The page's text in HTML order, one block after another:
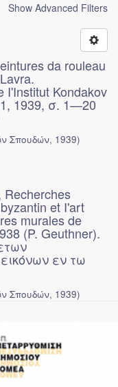
Show Advanced Filters
da rouleau
Kondakov
1939, σ. 1—20
Σπουδών, 1939)
Recherches
byzantin et I'art
murales de
(P. Geuthner).
εν τω
Σπουδών, 1939)